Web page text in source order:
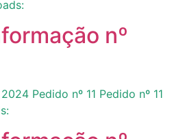
nº
Pedido nº 11 Pedido nº 11